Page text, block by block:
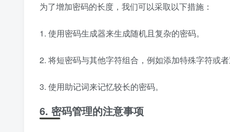
为了增加密码的长度，我们可以采取以下措施：
1. 使用密码生成器来生成随机且复杂的密码。
2. 将短密码与其他字符组合，例如添加特殊字符或者
3. 使用助记词来记忆较长的密码。
6. 密码管理的注意事项